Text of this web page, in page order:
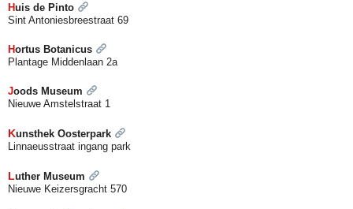
Huis de Pinto
Sint Antoniesbreestraat 69
Hortus Botanicus
Plantage Middenlaan 2a
Joods Museum
Nieuwe Amstelstraat 1
Kunsthek Oosterpark
Linnaeusstraat ingang park
Luther Museum
Nieuwe Keizersgracht 570